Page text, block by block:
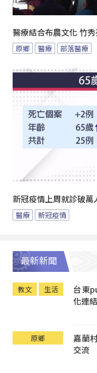
醫療結合布農文化 竹
原鄉 醫療 部落醫療
新冠疫情上周就診破萬
醫療 新冠疫情
最新新聞
教文 生活
台東
化連結
原鄉
嘉蘭
交流